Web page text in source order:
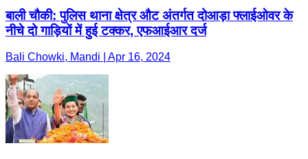
बाली चौकी: पुलिस थाना क्षेत्र औट अंतर्गत दोआड़ा फ्लाईओवर के
नीचे दो गाड़ियों में हुई टक्कर, एफआईआर दर्ज
Bali Chowki, Mandi | Apr 16, 2024